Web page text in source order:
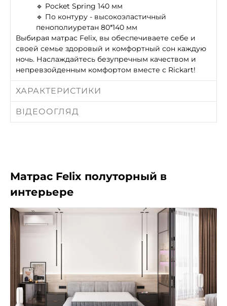
🔹 Pocket Spring 140 мм
🔹 По контуру - высокоэластичный
пенополиуретан 80*140 мм
Выбирая матрас Felix, вы обеспечиваете себе и
своей семье здоровый и комфортный сон каждую
ночь. Наслаждайтесь безупречным качеством и
непревзойденным комфортом вместе с Rickart!
ХАРАКТЕРИСТИКИ
ВІДЕООГЛЯД
Матрас Felix полуторный в
интерьере